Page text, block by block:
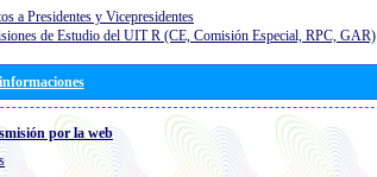
a Presidentes y Vicepresidentes
de Estudio del UIT R (CE, Comisión Especial, RPC, GAR)
por la web